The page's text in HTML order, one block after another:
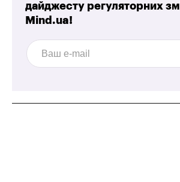
дайджесту регуляторних
Mind.ua!